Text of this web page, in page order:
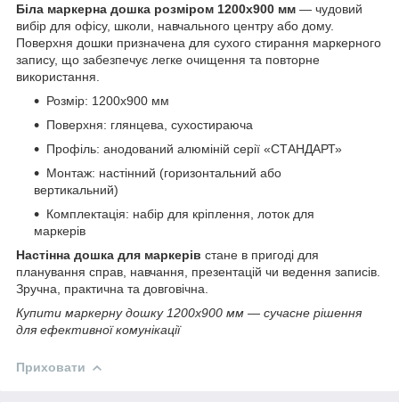
Біла маркерна дошка розміром 1200x900 мм — чудовий
вибір для офісу, школи, навчального центру або дому.
Поверхня дошки призначена для сухого стирання маркерного
запису, що забезпечує легке очищення та повторне
використання.
Розмір: 1200x900 мм
Поверхня: глянцева, сухостираюча
Профіль: анодований алюміній серії «СТАНДАРТ»
Монтаж: настінний (горизонтальний або
вертикальний)
Комплектація: набір для кріплення, лоток для
маркерів
Настінна дошка для маркерів стане в пригоді для
планування справ, навчання, презентацій чи ведення записів.
Зручна, практична та довговічна.
Купити маркерну дошку 1200x900 мм — сучасне рішення
для ефективної комунікації
Приховати